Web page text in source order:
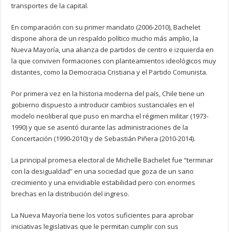
transportes de la capital.
En comparación con su primer mandato (2006-2010), Bachelet
dispone ahora de un respaldo político mucho más amplio, la
Nueva Mayoría, una alianza de partidos de centro e izquierda en
la que conviven formaciones con planteamientos ideológicos muy
distantes, como la Democracia Cristiana y el Partido Comunista.
Por primera vez en la historia moderna del país, Chile tiene un
gobierno dispuesto a introducir cambios sustanciales en el
modelo neoliberal que puso en marcha el régimen militar (1973-
1990) y que se asentó durante las administraciones de la
Concertación (1990-2010) y de Sebastián Piñera (2010-2014).
La principal promesa electoral de Michelle Bachelet fue “terminar
con la desigualdad” en una sociedad que goza de un sano
crecimiento y una envidiable estabilidad pero con enormes
brechas en la distribución del ingreso.
La Nueva Mayoría tiene los votos suficientes para aprobar
iniciativas legislativas que le permitan cumplir con sus